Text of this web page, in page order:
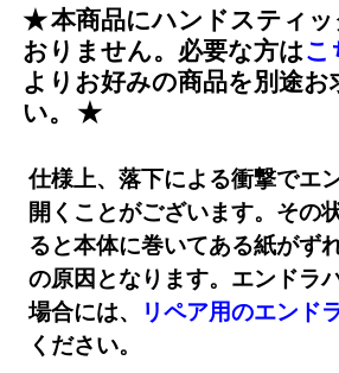
本商品にハンドスティ
おりません。必要な方はこ
よりお好みの商品を別途お
い。
仕様上、落下による衝撃でエ
開くことがございます。その
ると本体に巻いてある紙がず
の原因となります。エンドラ
場合には、
リペア用のエンド
ください。